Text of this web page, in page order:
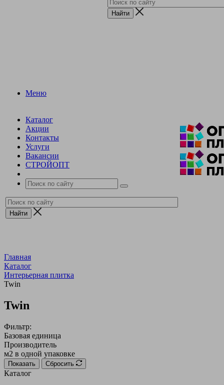
Меню
Каталог
Акции
Контакты
Услуги
Вакансии
СТРОЙОПТ
Главная
Каталог
Интерьерная плитка
Twin
Twin
Фильтр:
Базовая единица
Производитель
м2 в одной упаковке
Показать Сбросить
Каталог